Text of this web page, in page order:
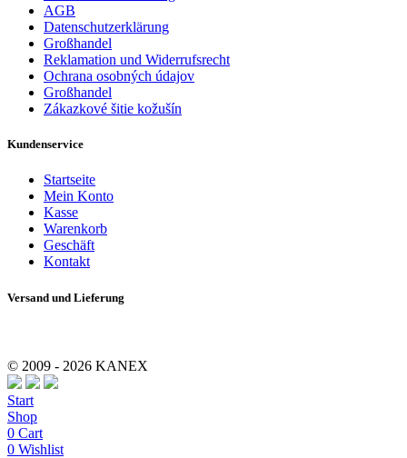
AGB
Datenschutzerklärung
Großhandel
Reklamation und Widerrufsrecht
Ochrana osobných údajov
Großhandel
Zákazkové šitie kožušín
Kundenservice
Startseite
Mein Konto
Kasse
Warenkorb
Geschäft
Kontakt
Versand und Lieferung
© 2009 - 2026 KANEX
Start
Shop
0 Cart
0 Wishlist